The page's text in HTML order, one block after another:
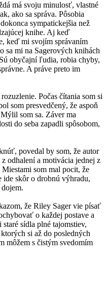
má svoju minulosť, vlastné
ako sa správa. Pôsobia
sympatickejšia než
knihe. Aj keď
keď mi svojím správaním
sa mi na Sagerových knihách
obyčajní ľudia, robia chyby,
A práve preto im
Počas čítania som si
som presvedčený, že aspoň
som sa. Záver ma
do seba zapadli spôsobom,
povedal by som, že autor
odhalení a motivácia jednej z
som mal pocit, že
ide skôr o drobnú výhradu,
že Riley Sager vie písať
o každej postave a
sídla plné tajomstiev,
si až do posledných
môžem s čistým svedomím